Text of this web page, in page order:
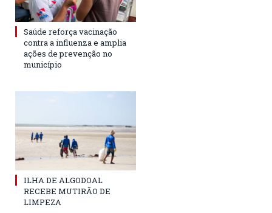
Saúde reforça vacinação
contra a influenza e amplia
ações de prevenção no
município
ILHA DE ALGODOAL
RECEBE MUTIRÃO DE
LIMPEZA